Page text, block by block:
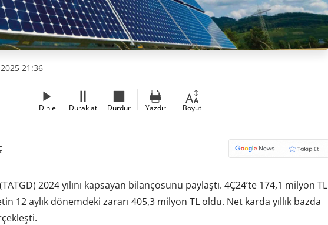
21:36
Dinle Duraklat Durdur Yazdır Boyut
2024 yılını kapsayan bilançosunu paylaştı. 4Ç24’te 174,1 milyon TL
12 aylık dönemdeki zararı 405,3 milyon TL oldu. Net karda yıllık bazda